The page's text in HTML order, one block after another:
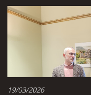
19/03/2026